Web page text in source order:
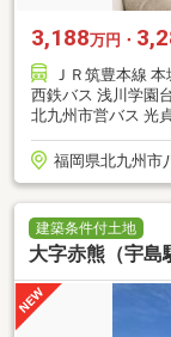
3,188万円・
ＪＲ筑豊本線
西鉄バス 浅川学園
北九州市営バス 光
福岡県北九州市
建築条件付土地
大字赤熊（宇島